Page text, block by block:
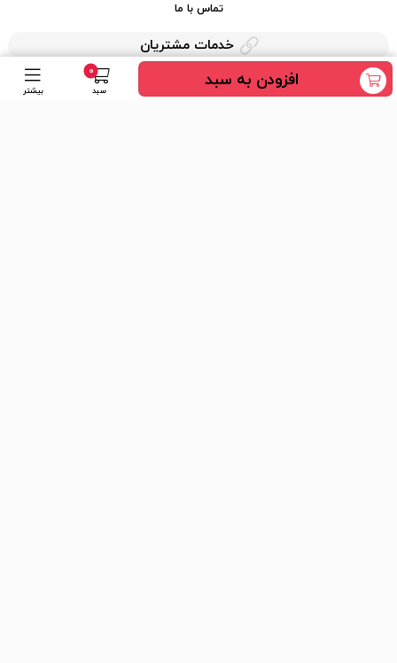
افزودن به سبد 0
سبد بیشتر
تماس با ما
خدمات مشتریان
حریم خصوصی